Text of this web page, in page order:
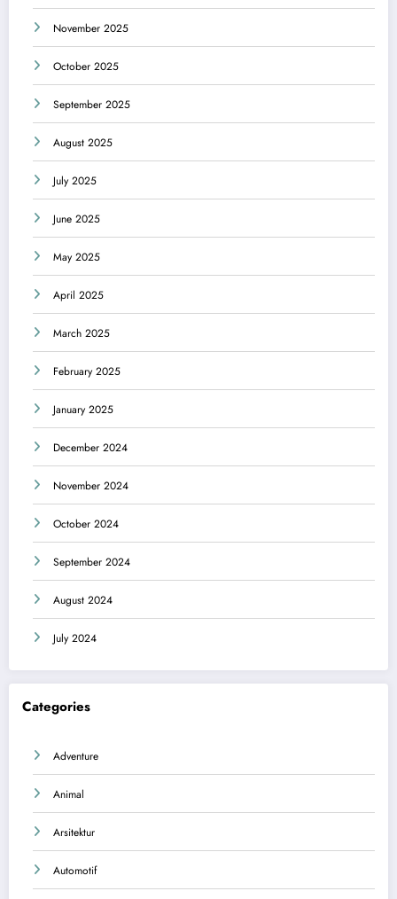
November 2025
October 2025
September 2025
August 2025
July 2025
June 2025
May 2025
April 2025
March 2025
February 2025
January 2025
December 2024
November 2024
October 2024
September 2024
August 2024
July 2024
Categories
Adventure
Animal
Arsitektur
Automotif